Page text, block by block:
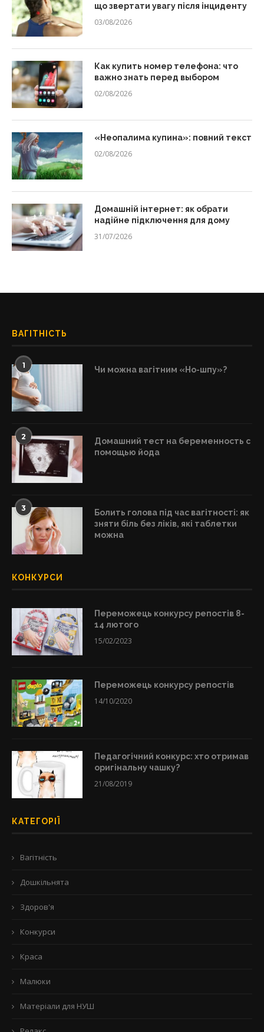
що звертати увагу після інциденту
03/08/2026
Как купить номер телефона: что
важно знать перед выбором
02/08/2026
«Неопалима купина»: повний текст
02/08/2026
Домашній інтернет: як обрати
надійне підключення для дому
31/07/2026
ВАГІТНІСТЬ
1 Чи можна вагітним «Но-шпу»?
2
Домашний тест на беременность с
помощью йода
3
Болить голова під час вагітності: як
зняти біль без ліків, які таблетки
можна
КОНКУРСИ
Переможець конкурсу репостів 8-
14 лютого
15/02/2023
Переможець конкурсу репостів
14/10/2020
Педагогічний конкурс: хто отримав
оригінальну чашку?
21/08/2019
КАТЕГОРІЇ
Вагітність
Дошкільнята
Здоров'я
Конкурси
Краса
Малюки
Матеріали для НУШ